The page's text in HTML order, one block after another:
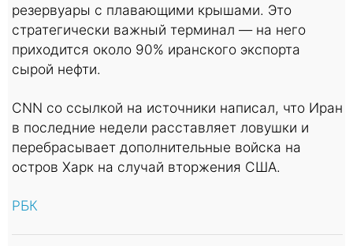
резервуары с плавающими крышами. Это
стратегически важный терминал — на него
приходится около 90% иранского экспорта
сырой нефти.
CNN со ссылкой на источники написал, что Иран
в последние недели расставляет ловушки и
перебрасывает дополнительные войска на
остров Харк на случай вторжения США.
РБК